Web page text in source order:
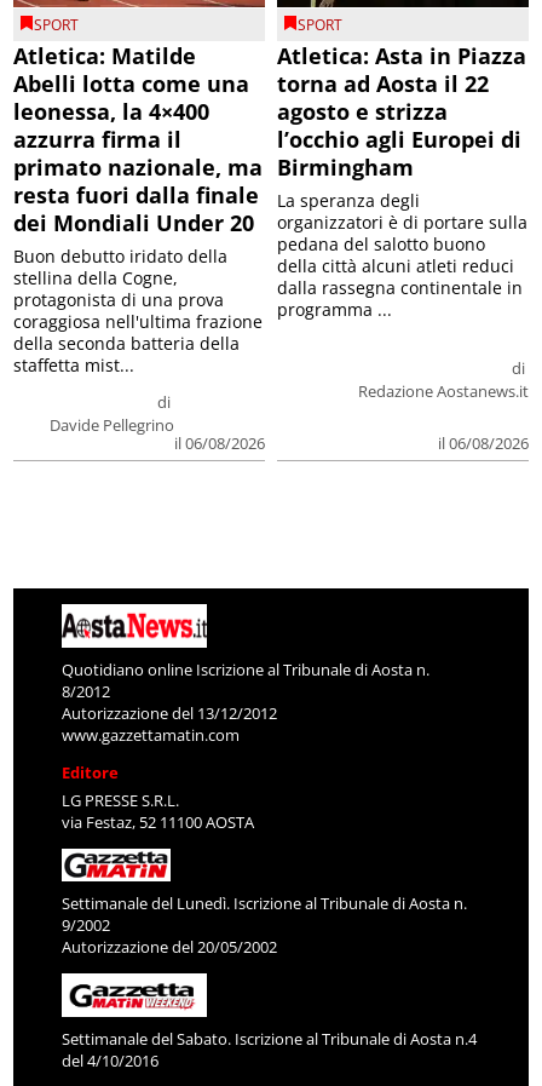
SPORT
Atletica: Matilde
Abelli lotta come una
leonessa, la 4×400
azzurra firma il
primato nazionale, ma
resta fuori dalla finale
dei Mondiali Under 20
di
Davide Pellegrino
il 06/08/2026
Buon debutto iridato della
stellina della Cogne,
protagonista di una prova
coraggiosa nell'ultima frazione
della seconda batteria della
staffetta mist...
SPORT
Atletica: Asta in Piazza
torna ad Aosta il 22
agosto e strizza
l’occhio agli Europei di
Birmingham
di
Redazione Aostanews.it
il 06/08/2026
La speranza degli
organizzatori è di portare sulla
pedana del salotto buono
della città alcuni atleti reduci
dalla rassegna continentale in
programma ...
Quotidiano online Iscrizione al Tribunale di Aosta n.
8/2012
Autorizzazione del 13/12/2012
www.gazzettamatin.com
Editore
LG PRESSE S.R.L.
via Festaz, 52 11100 AOSTA
Settimanale del Lunedì. Iscrizione al Tribunale di Aosta n.
9/2002
Autorizzazione del 20/05/2002
Settimanale del Sabato. Iscrizione al Tribunale di Aosta n.4
del 4/10/2016